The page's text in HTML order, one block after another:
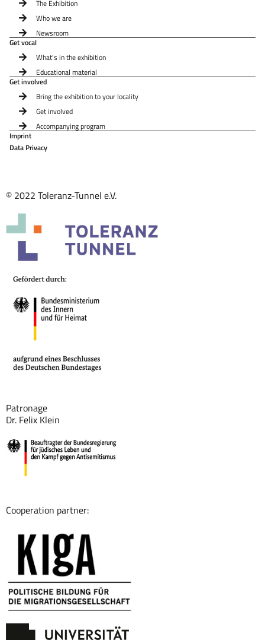
The Exhibition
Who we are
Newsroom
Get vocal
What's in the exhibition
Educational material
Get involved
Bring the exhibition to your locality
Get involved
Accompanying program
Imprint
Data Privacy
© 2022 Toleranz-Tunnel e.V.
Patronage
Dr. Felix Klein
Cooperation partner: